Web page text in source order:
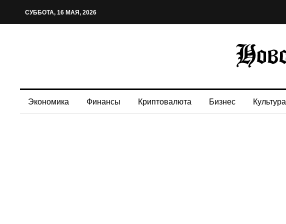
СУББОТА, 16 МАЯ, 2026
Экономика Финансы Криптовалюта Бизнес Культура